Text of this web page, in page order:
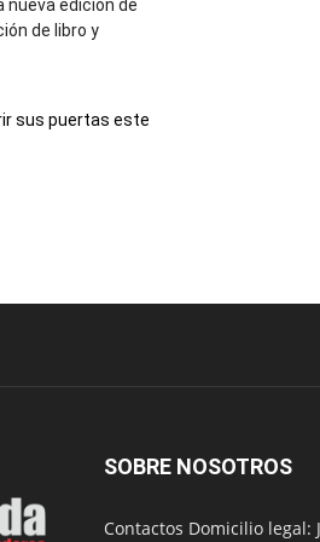
nueva edición de
de libro y
sus puertas este
SOBRE NOSOTROS
Contactos Domicilio legal: